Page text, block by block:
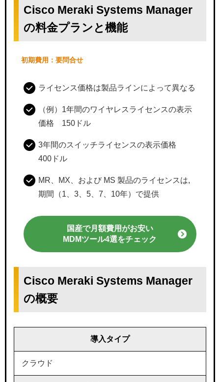
Cisco Meraki Systems Manager
の料金プランと機能
初期費用：要問合せ
ライセンス価格は製品ラインによって異なる
（例）1年間のワイヤレスライセンスの表示
価格 150ドル
3年間のスイッチライセンスの表示価格
400ドル
MR、MX、および MS 製品のライセンスは,
期間（1、3、5、7、10年）で提供
国産で月額費用がお安い
MDMツール4選をチェック
Cisco Meraki Systems Manager
の概要
導入タイプ
クラウド